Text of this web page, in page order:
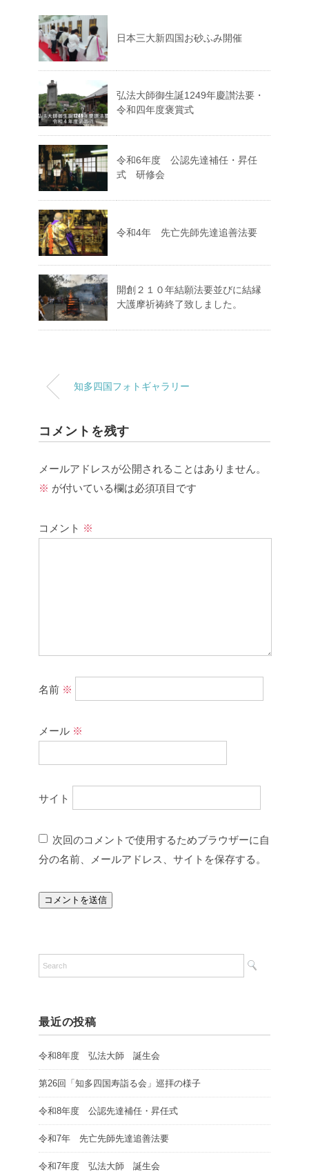
日本三大新四国お砂ふみ開催
弘法大師御生誕1249年慶讃法要・
令和四年度褒賞式
令和6年度 公認先達補任・昇任
式 研修会
令和4年 先亡先師先達追善法要
開創２１０年結願法要並びに結縁
大護摩祈祷終了致しました。
知多四国フォトギャラリー
コメントを残す
メールアドレスが公開されることはありません。
※ が付いている欄は必須項目です
コメント ※
名前 ※
メール ※
サイト
次回のコメントで使用するためブラウザーに自
分の名前、メールアドレス、サイトを保存する。
最近の投稿
令和8年度 弘法大師 誕生会
第26回「知多四国寿詣る会」巡拝の様子
令和8年度 公認先達補任・昇任式
令和7年 先亡先師先達追善法要
令和7年度 弘法大師 誕生会